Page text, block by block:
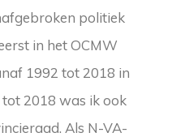
politiek
in het OCMW
1992 tot 2018 in
2018 was ik ook
Als N-VA-